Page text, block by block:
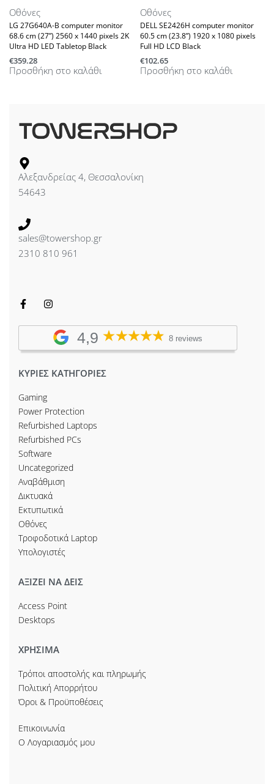
Οθόνες
LG 27G640A-B computer monitor
68.6 cm (27”) 2560 x 1440 pixels 2K
Ultra HD LED Tabletop Black
€359.28
Προσθήκη στο καλάθι
Οθόνες
DELL SE2426H computer monitor
60.5 cm (23.8”) 1920 x 1080 pixels
Full HD LCD Black
€102.65
Προσθήκη στο καλάθι
Αλεξανδρείας 4, Θεσσαλονίκη
54643
sales@towershop.gr
2310 810 961
4,9 8 reviews
ΚΥΡΙΕΣ ΚΑΤΗΓΟΡΙΕΣ
Gaming
Power Protection
Refurbished Laptops
Refurbished PCs
Software
Uncategorized
Αναβάθμιση
Δικτυακά
Εκτυπωτικά
Οθόνες
Τροφοδοτικά Laptop
Υπολογιστές
ΑΞΙΖΕΙ ΝΑ ΔΕΙΣ
Access Point
Desktops
ΧΡΗΣΙΜΑ
Τρόποι αποστολής και πληρωμής
Πολιτική Απορρήτου
Όροι & Προϋποθέσεις
Επικοινωνία
Ο Λογαριασμός μου